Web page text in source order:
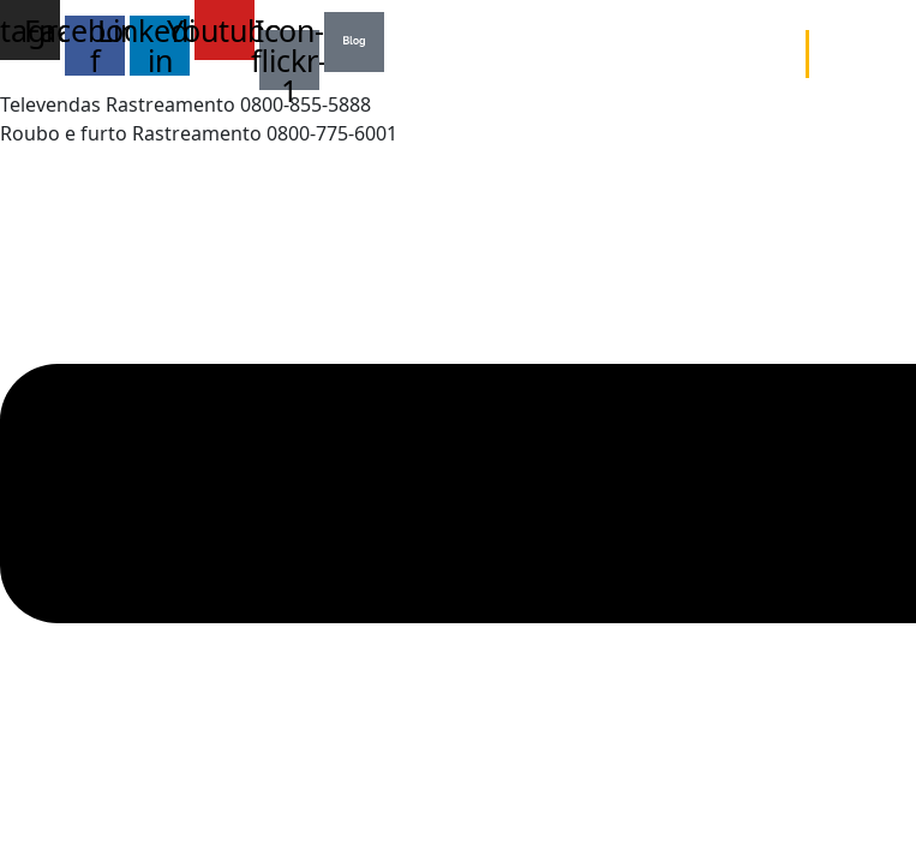
Facebook-
f
Linkedin-
in
YoutubeIcon-
flickr-
1
Televendas Rastreamento 0800-855-5888
Roubo e furto Rastreamento 0800-775-6001